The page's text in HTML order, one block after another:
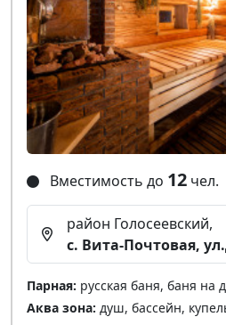
Вместимость до 12 чел.
район Голосеевский,
с. Вита-Почтовая,
Парная: русская баня, баня на
Аква зона: душ, бассейн,